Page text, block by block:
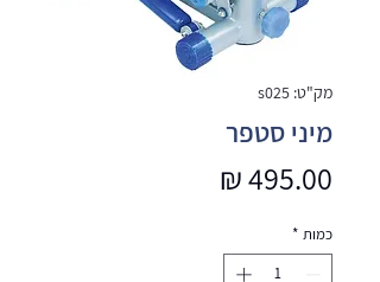
מק"ט: s025
מיני סטפר
כמות *